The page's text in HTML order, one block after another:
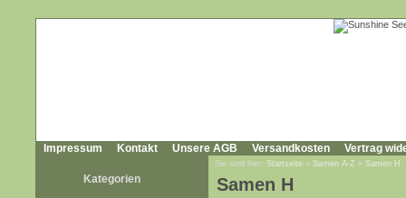
Impressum Kontakt Unsere AGB Versandkosten Vertrag
Kategorien
Sie sind hier: Startseite » Samen A-Z » Samen H
Samen H